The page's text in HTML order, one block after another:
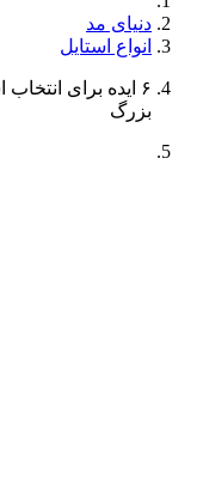
دنیای مد
انواع استایل
۶ ایده برای
بزرگ